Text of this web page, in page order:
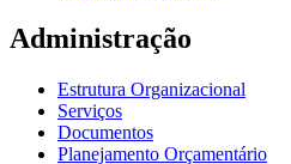
Administração
Estrutura Organizacional
Serviços
Documentos
Planejamento Orçamentário